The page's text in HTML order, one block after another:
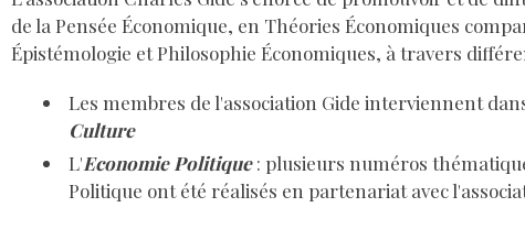
de la Pensée Économique, en Théories Économiques
Épistémologie et Philosophie Économiques, à travers
Les membres de l'association Gide interviennent
Culture
L'Economie Politique: plusieurs numéros
Politique ont été réalisés en partenariat avec